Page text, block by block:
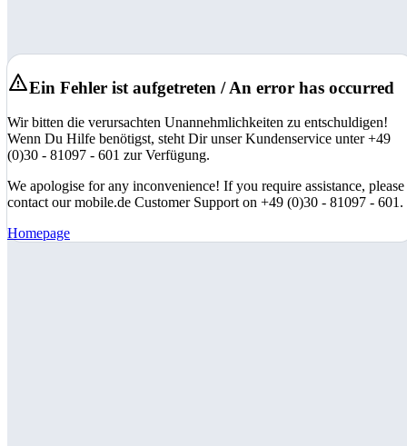
Ein Fehler ist aufgetreten / An error has occurred
Wir bitten die verursachten Unannehmlichkeiten zu entschuldigen!
Wenn Du Hilfe benötigst, steht Dir unser Kundenservice unter +49
(0)30 - 81097 - 601 zur Verfügung.
We apologise for any inconvenience! If you require assistance, please
contact our mobile.de Customer Support on +49 (0)30 - 81097 - 601.
Homepage